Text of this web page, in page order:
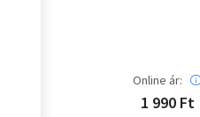
Online ár:
1 990 Ft